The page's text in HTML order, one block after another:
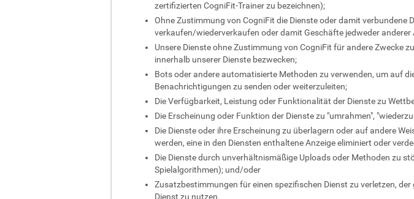
zertifizierten CogniFit-Trainer zu bezeichnen);
Ohne Zustimmung von CogniFit die Dienste oder damit verbundene
verkaufen/wiederverkaufen oder damit Geschäfte jedweder anderer
Unsere Dienste ohne Zustimmung von CogniFit für andere Zwecke
innerhalb unserer Dienste bezwecken;
Bots oder andere automatisierte Methoden zu verwenden, um auf
Benachrichtigungen zu senden oder weiterzuleiten;
Die Verfügbarkeit, Leistung oder Funktionalität der Dienste zu
Die Erscheinung oder Funktion der Dienste zu "umrahmen",
Die Dienste oder ihre Erscheinung zu überlagern oder auf andere
werden, eine in den Diensten enthaltene Anzeige eliminiert oder
Die Dienste durch unverhältnismäßige Uploads oder Methoden zu
Spielalgorithmen); und/oder
Zusatzbestimmungen für einen spezifischen Dienst zu verletzen,
Dienst zu nutzen.